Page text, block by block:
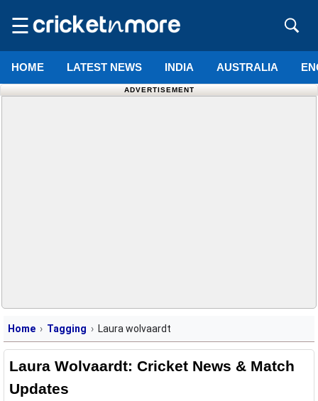
☰
HOME LATEST NEWS INDIA AUSTRALIA
ADVERTISEMENT
Home Tagging Laura wolvaardt
Laura Wolvaardt: Cricket News & Match
Updates